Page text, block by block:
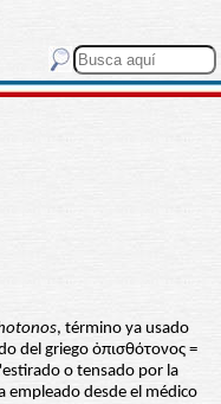
, término ya usado
del griego ὀπισθότονος =
o tensado por la
empleado desde el médico